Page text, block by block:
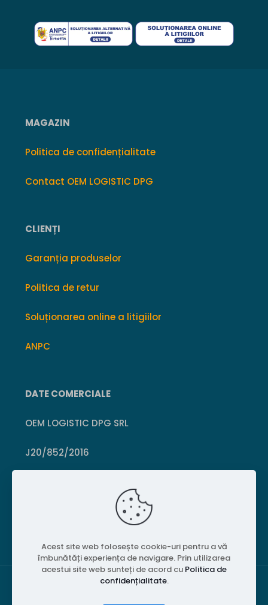
MAGAZIN
Politica de confidențialitate
Contact OEM LOGISTIC DPG
CLIENȚI
Garanția produselor
Politica de retur
Soluționarea online a litigiilor
ANPC
DATE COMERCIALE
OEM LOGISTIC DPG SRL
J20/852/2016
Crișcior, Hunedoara
Acest site web folosește cookie-uri pentru a vă
îmbunătăți experiența de navigare. Prin utilizarea
acestui site web sunteți de acord cu Politica de
confidențialitate.